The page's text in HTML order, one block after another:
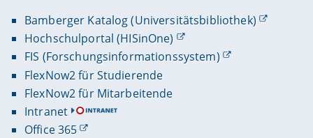
Bamberger Katalog (Universitätsbibliothek)
Hochschulportal (HISinOne)
FIS (Forschungsinformationssystem)
FlexNow2 für Studierende
FlexNow2 für Mitarbeitende
Intranet
Office 365